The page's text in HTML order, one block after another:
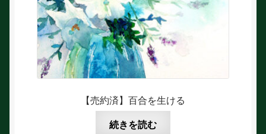
【売約済】百合を生ける
続きを読む